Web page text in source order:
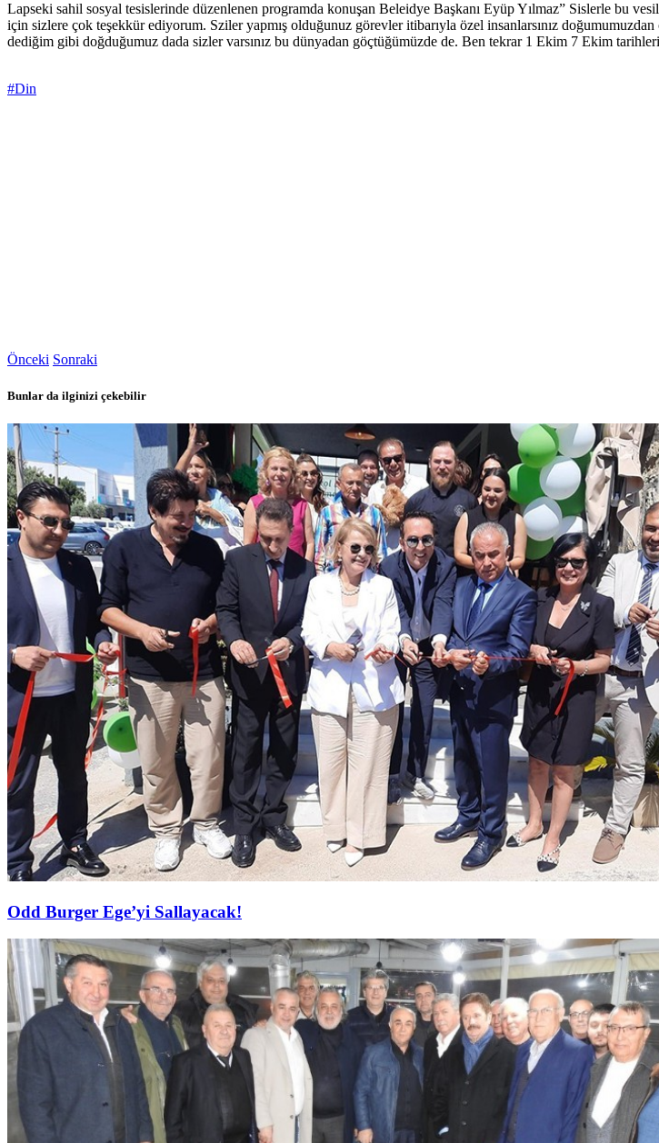
Lapseki sahil sosyal tesislerinde düzenlenen programda konuşan Beleidye Başkanı Eyüp Yılmaz” Sislerle bu
için sizlere çok teşekkür ediyorum. Sziler yapmış olduğunuz görevler itibarıyla özel insanlarsınız
dediğim gibi doğduğumuz dada sizler varsınız bu dünyadan göçtüğümüzde de. Ben tekrar 1 Ekim 7 Ekim
#Din
Önceki Sonraki
Bunlar da ilginizi çekebilir
Odd Burger Ege’yi Sallayacak!